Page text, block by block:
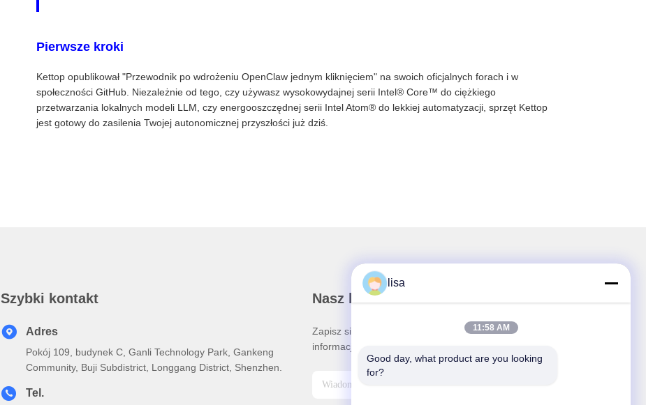
Pierwsze kroki
Kettop opublikował "Przewodnik po wdrożeniu OpenClaw jednym kliknięciem" na swoich oficjalnych forach i w
społeczności GitHub. Niezależnie od tego, czy używasz wysokowydajnej serii Intel® Core™ do ciężkiego
przetwarzania lokalnych modeli LLM, czy energooszczędnej serii Intel Atom® do lekkiej automatyzacji, sprzęt Kettop
jest gotowy do zasilenia Twojej autonomicznej przyszłości już dziś.
Szybki kontakt
Adres
Pokój 109, budynek C, Ganli Technology Park, Gankeng
Community, Buji Subdistrict, Longgang District, Shenzhen.
Tel.
Nasz biuletyn
Zapisz się do naszego biuletynu z rabatami i innymi
informacjami.
lisa
11:58 AM
Good day, what product are you looking
for?